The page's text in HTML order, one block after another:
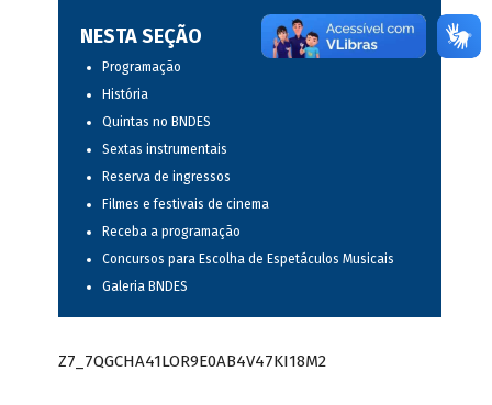
NESTA SEÇÃO
Programação
História
Quintas no BNDES
Sextas instrumentais
Reserva de ingressos
Filmes e festivais de cinema
Receba a programação
Concursos para Escolha de Espetáculos Musicais
Galeria BNDES
Z7_7QGCHA41LOR9E0AB4V47KI18M2